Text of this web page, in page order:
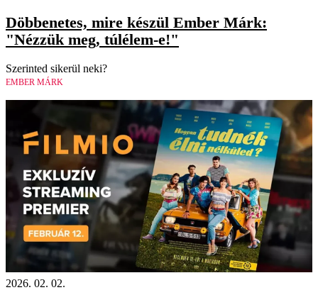
Döbbenetes, mire készül Ember Márk:
"Nézzük meg, túlélem-e!"
Szerinted sikerül neki?
EMBER MÁRK
2026. 02. 02.